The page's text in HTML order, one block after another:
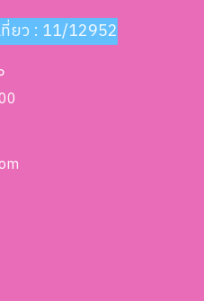
ยว : 11/12952